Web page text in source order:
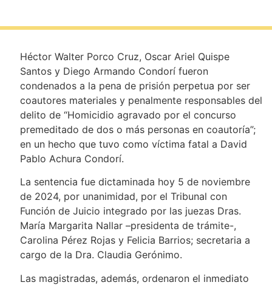
Héctor Walter Porco Cruz, Oscar Ariel Quispe
Santos y Diego Armando Condorí fueron
condenados a la pena de prisión perpetua por ser
coautores materiales y penalmente responsables del
delito de “Homicidio agravado por el concurso
premeditado de dos o más personas en coautoría”;
en un hecho que tuvo como víctima fatal a David
Pablo Achura Condorí.
La sentencia fue dictaminada hoy 5 de noviembre
de 2024, por unanimidad, por el Tribunal con
Función de Juicio integrado por las juezas Dras.
María Margarita Nallar –presidenta de trámite-,
Carolina Pérez Rojas y Felicia Barrios; secretaria a
cargo de la Dra. Claudia Gerónimo.
Las magistradas, además, ordenaron el inmediato